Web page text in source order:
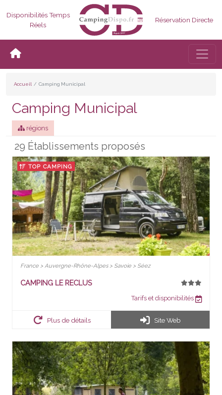
Disponibilités Temps
Réels
Réservation Directe
Accueil Camping Municipal
Camping Municipal
régions
29 Établissements proposés
TOP CAMPING
France > Auvergne-Rhône-Alpes > Savoie > Séez
CAMPING LE RECLUS
Tarifs et disponibilités
Plus de détails Site Web